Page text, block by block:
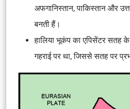
अफगानिस्तान, पाकिस्तान और
बनती हैं।
हालिया भूकंप का एपिसेंटर सतह
गहराई पर था, जिससे सतह पर